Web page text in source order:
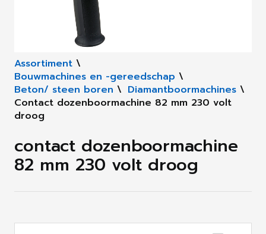
Assortiment \
Bouwmachines en -gereedschap \
Beton/ steen boren \ Diamantboormachines \
Contact dozenboormachine 82 mm 230 volt
droog
contact dozenboormachine
82 mm 230 volt droog